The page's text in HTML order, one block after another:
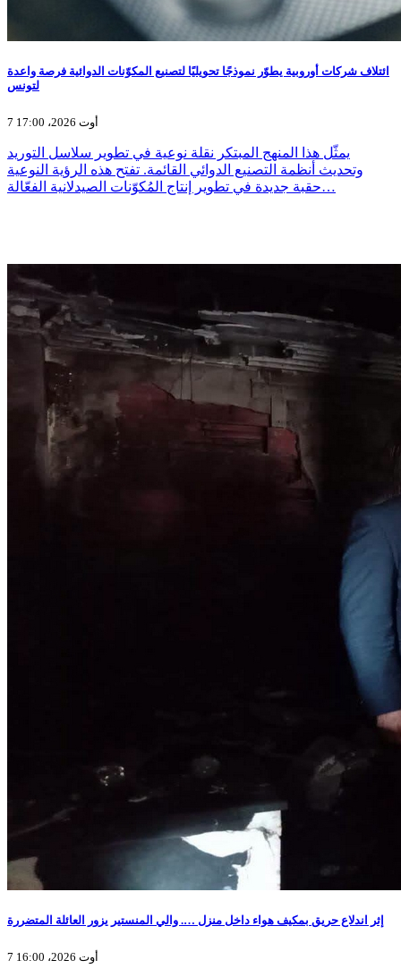
ائتلاف شركات أوروبية يطوّر نموذجًا تحويليًا لتصنيع المكوّنات الدوائية فرصة واعدة
لتونس
7 أوت 2026، 17:00
يمثّل هذا المنهج المبتكر نقلة نوعية في تطوير سلاسل التوريد
وتحديث أنظمة التصنيع الدوائي القائمة. تفتح هذه الرؤية النوعية
حقبة جديدة في تطوير إنتاج المُكوّنات الصيدلانية الفعّالة…
إثر اندلاع حريق بمكيف هواء داخل منزل …. والي المنستير يزور العائلة المتضررة
7 أوت 2026، 16:00